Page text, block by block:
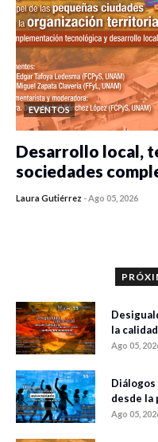
EVENTOS
Desarrollo local,
sociedades
Laura Gutiérrez -Ago 05, 2026
la
Ago 05,
desde la
Ago 05,